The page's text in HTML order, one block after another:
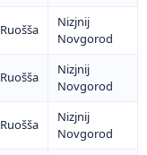
Ruošša
Nizjnij
Novgorod
Ruošša
Nizjnij
Novgorod
Ruošša
Nizjnij
Novgorod